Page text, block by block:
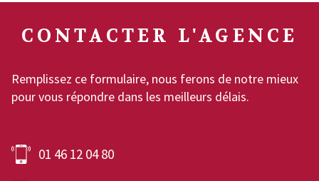
CONTACTER L'AGENCE
Remplissez ce formulaire, nous ferons de notre mieux
pour vous répondre dans les meilleurs délais.
01 46 12 04 80